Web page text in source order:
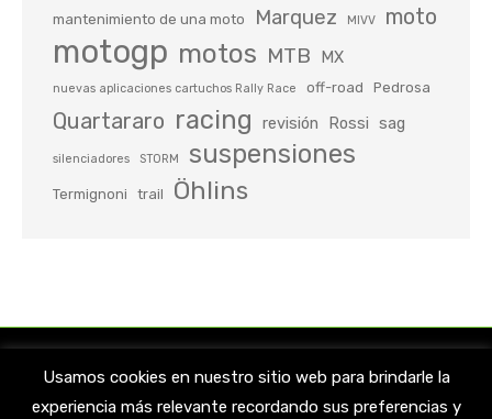
mantenimiento de una moto Marquez MIVV moto
motogp motos MTB MX
nuevas aplicaciones cartuchos Rally Race off-road Pedrosa
Quartararo racing revisión Rossi sag
silenciadores STORM suspensiones
Termignoni trail Öhlins
Usamos cookies en nuestro sitio web para brindarle la
experiencia más relevante recordando sus preferencias y